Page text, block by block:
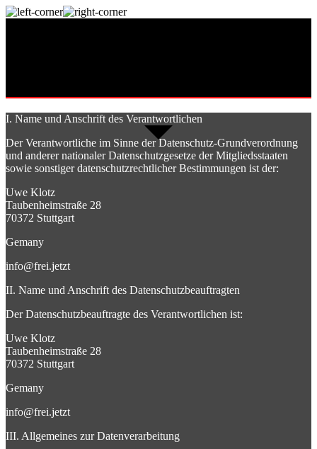
I. Name und Anschrift des Verantwortlichen
Der Verantwortliche im Sinne der Datenschutz-Grundverordnung
und anderer nationaler Datenschutzgesetze der Mitgliedsstaaten
sowie sonstiger datenschutzrechtlicher Bestimmungen ist der:
Uwe Klotz
Taubenheimstraße 28
70372 Stuttgart
Gemany
info@frei.jetzt
II. Name und Anschrift des Datenschutzbeauftragten
Der Datenschutzbeauftragte des Verantwortlichen ist:
Uwe Klotz
Taubenheimstraße 28
70372 Stuttgart
Gemany
info@frei.jetzt
III. Allgemeines zur Datenverarbeitung